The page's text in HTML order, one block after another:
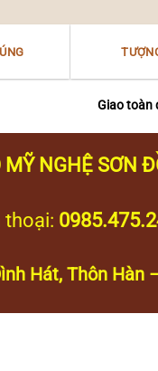
Giao toàn
MỸ NGHỆ SƠN
Hát, Thôn Hàn